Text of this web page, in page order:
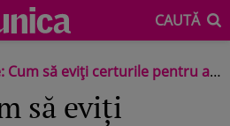
CAUTĂ
să eviţi certurile pentru avere?
să eviţi